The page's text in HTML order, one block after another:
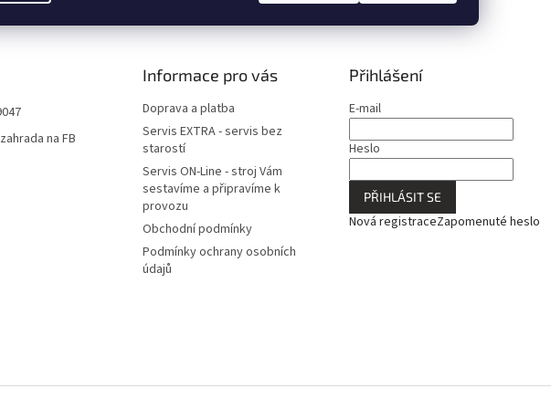
na FB
Informace pro vás
Doprava a platba
Servis EXTRA - servis bez
starostí
Servis ON-Line - stroj Vám
sestavíme a připravíme k
provozu
Obchodní podmínky
Podmínky ochrany osobních
údajů
Přihlášení
E-mail
Heslo
PŘIHLÁSIT SE
Nová registraceZapomenuté heslo